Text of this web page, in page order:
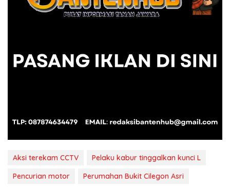
Aksi terekam CCTV
Pelaku kabur tinggalkan kunci L
Pencurian motor
Perumahan Bukit Cilegon Asri